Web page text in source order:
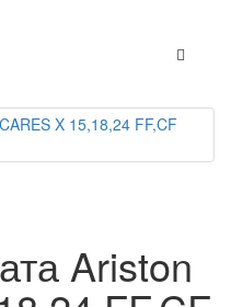
Ariston